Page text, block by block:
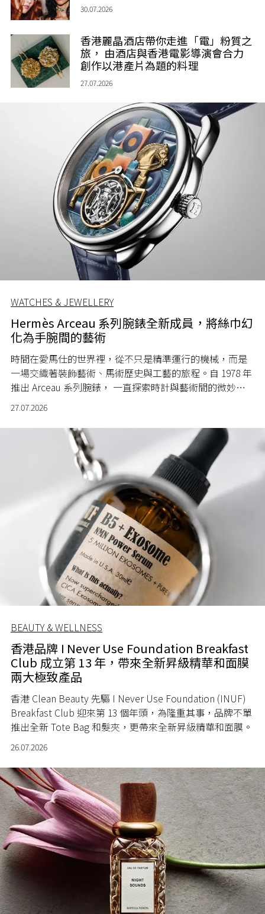
30.07.2026
香港麗晶酒店帶你走進「電」粉質之
旅， 由酒店與香港電影導演會合力
創作以港產片為題的料理
27.07.2026
WATCHES & JEWELLERY
Hermès Arceau 系列腕錶全新成員，將絲巾幻
化為手腕間的藝術
時間在愛馬仕的世界裡，從不只是精準運行的機械，而是
一場交織著裝飾藝術、馬術歷史與工藝的旅程。自 1978 年
推出 Arceau 系列腕錶， 一直探索時計與藝術間的微妙關
27.07.2026
BEAUTY & WELLNESS
香港品牌 I Never Use Foundation Breakfast
Club 成立第 13 年，帶來全新昇級精華和面膜
兩大極致產品
香港 Clean Beauty 先驅 I Never Use Foundation (INUF)
Breakfast Club 迎來第 13 個年頭，為隆重其事，品牌不單
推出全新 Tote Bag 和髮夾，更帶來全新昇級精華和面膜。
26.07.2026